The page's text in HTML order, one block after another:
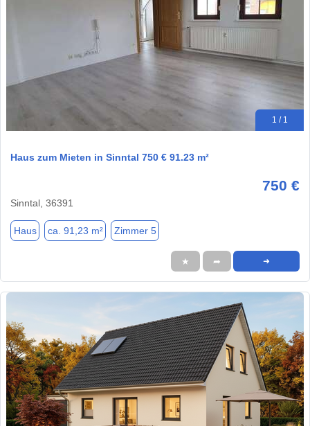
1 / 1
Haus zum Mieten in Sinntal 750 € 91.23 m²
750 €
Sinntal, 36391
Haus ca. 91,23 m² Zimmer 5
★ ➦ ➜